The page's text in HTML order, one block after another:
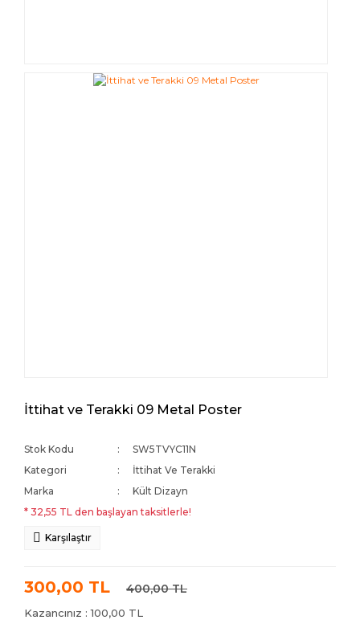
İttihat ve Terakki 09 Metal Poster
Stok Kodu
SW5TVYC11N
Kategori
İttihat Ve Terakki
Marka
Kült Dizayn
* 32,55 TL den başlayan taksitlerle!
Karşılaştır
300,00 TL 400,00 TL
Kazancınız : 100,00 TL